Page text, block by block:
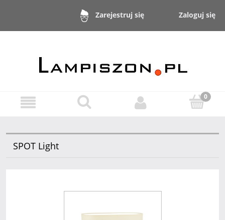
Zarejestruj się Zaloguj się
SPOT Light